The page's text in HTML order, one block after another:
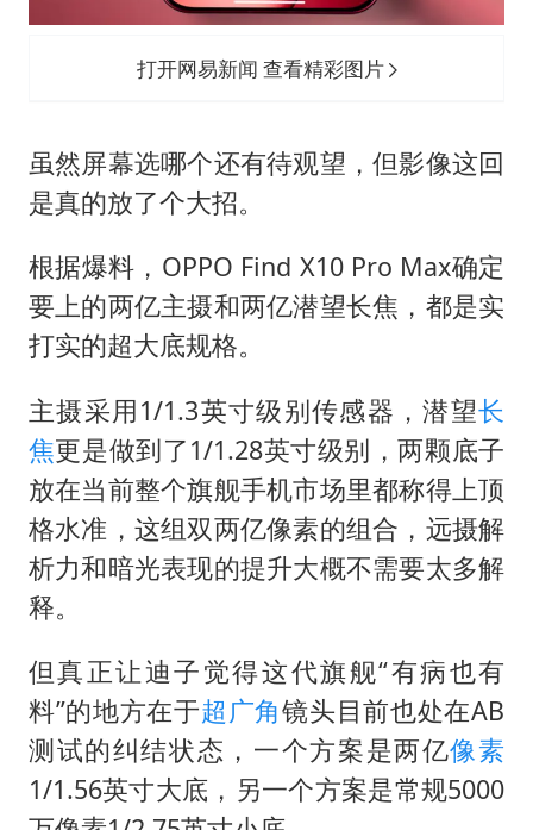
打开网易新闻 查看精彩图片
虽然屏幕选哪个还有待观望，但影像这回
是真的放了个大招。
根据爆料，OPPO Find X10 Pro Max确定
要上的两亿主摄和两亿潜望长焦，都是实
打实的超大底规格。
主摄采用1/1.3英寸级别传感器，潜望长
焦更是做到了1/1.28英寸级别，两颗底子
放在当前整个旗舰手机市场里都称得上顶
格水准，这组双两亿像素的组合，远摄解
析力和暗光表现的提升大概不需要太多解
释。
但真正让迪子觉得这代旗舰“有病也有
料”的地方在于超广角镜头目前也处在AB
测试的纠结状态，一个方案是两亿像素
1/1.56英寸大底，另一个方案是常规5000